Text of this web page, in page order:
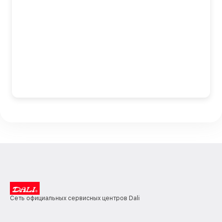
Сеть официальных сервисных центров Dali